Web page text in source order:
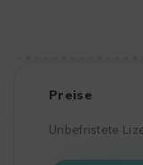
Preise
Unbefristete